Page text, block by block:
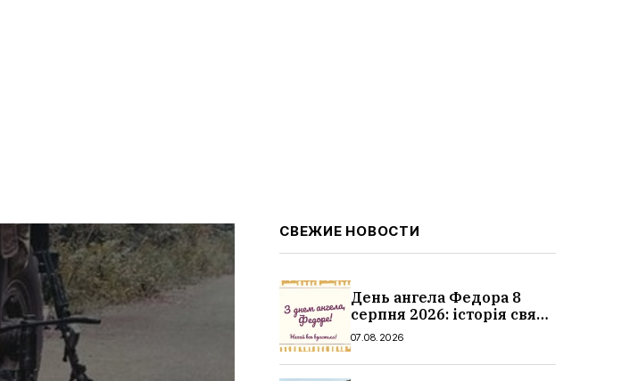
СВЕЖИЕ НОВОСТИ
День ангела Федора 8
серпня 2026: історія свята,
значення імені,
прозі
07.08.2026